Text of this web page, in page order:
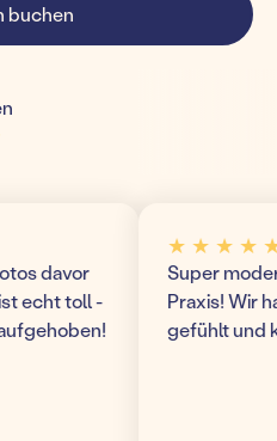
buchen
-
★ ★ ★ ★ ★
Super modern und
Praxis! Wir haben
gefühlt und